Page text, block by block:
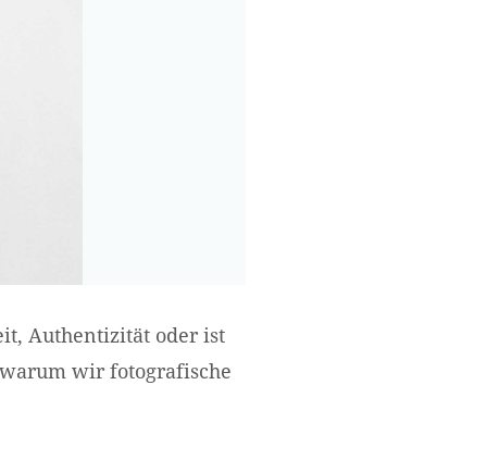
Authentizität oder ist
wir fotografische